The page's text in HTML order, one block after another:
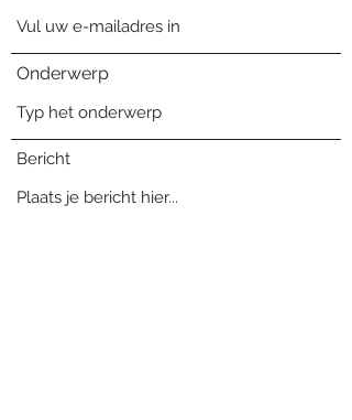
Onderwerp
Bericht